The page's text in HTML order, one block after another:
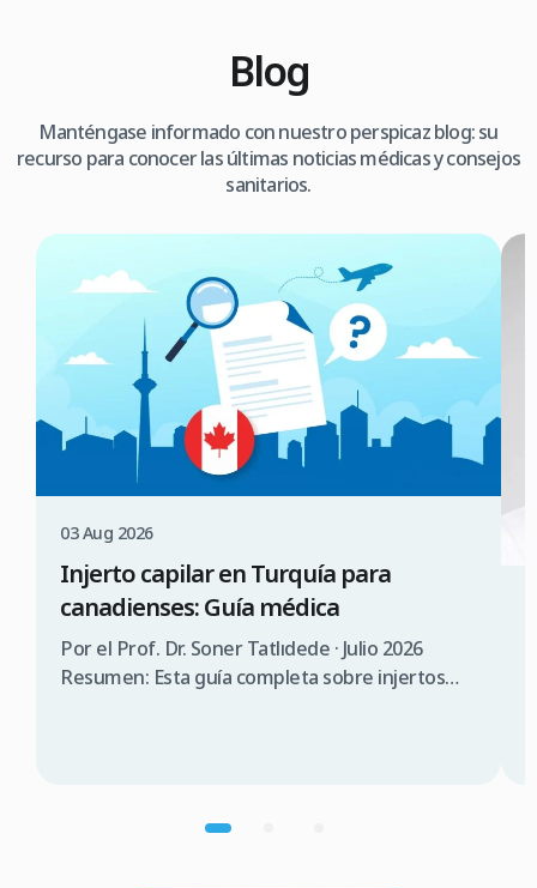
Blog
Manténgase informado con nuestro perspicaz blog: su
recurso para conocer las últimas noticias médicas y consejos
sanitarios.
03 Aug 2026
Injerto capilar en Turquía para
canadienses: Guía médica
Por el Prof. Dr. Soner Tatlıdede · Julio 2026
Resumen: Esta guía completa sobre injertos
(90 días sin visado), lista de verificación para